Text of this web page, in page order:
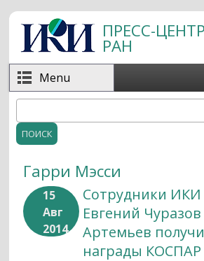
Перейти к основному содержанию
ПРЕСС-
РАН
Menu
Форма поиска
Гарри Мэсси
15
Авг
2014
Сотрудники
Евгений
Артемьев
награды КОСПАР